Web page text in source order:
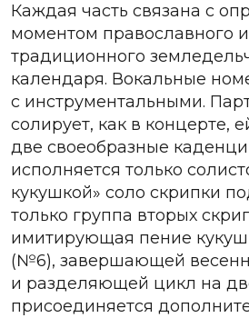
Каждая часть связана с
моментом православного
традиционного
календаря. Вокальные
с инструментальными.
солирует, как в концерте,
две своеобразные
исполняется только
кукушкой» соло скрипки
только группа вторых
имитирующая пение
(№6), завершающей
и разделяющей цикл на
присоединяется